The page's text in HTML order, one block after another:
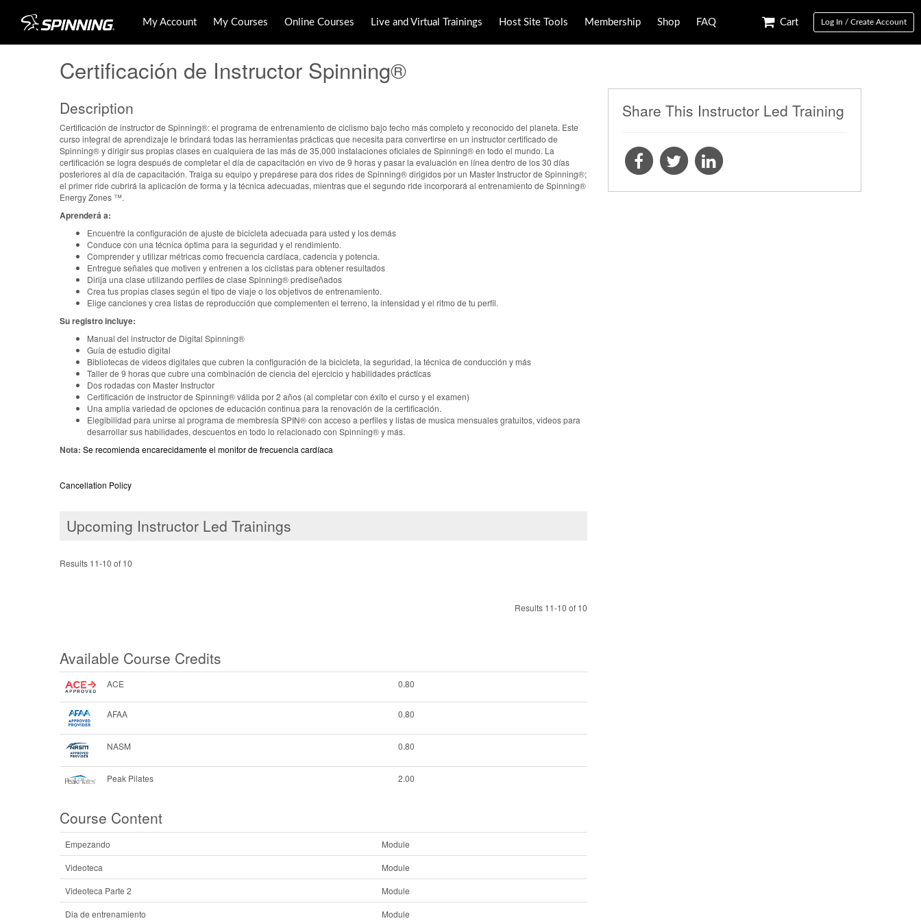
My Account My Courses Online Courses Live and Virtual Trainings Host Site Tools Membership Shop FAQ Cart Log In / Create Account
Certificación de Instructor Spinning®
Share This Instructor Led Training
Description
Certificación de instructor de Spinning®: el programa de entrenamiento de ciclismo bajo techo más completo y reconocido del planeta. Este
curso integral de aprendizaje le brindará todas las herramientas prácticas que necesita para convertirse en un instructor certificado de
Spinning® y dirigir sus propias clases en cualquiera de las más de 35,000 instalaciones oficiales de Spinning® en todo el mundo. La
certificación se logra después de completar el día de capacitación en vivo de 9 horas y pasar la evaluación en línea dentro de los 30 días
posteriores al día de capacitación. Traiga su equipo y prepárese para dos rides de Spinning® dirigidos por un Master Instructor de Spinning®;
el primer ride cubrirá la aplicación de forma y la técnica adecuadas, mientras que el segundo ride incorporará al entrenamiento de Spinning®
Energy Zones ™.
Aprenderá a:
Encuentre la configuración de ajuste de bicicleta adecuada para usted y los demás
Conduce con una técnica óptima para la seguridad y el rendimiento.
Comprender y utilizar métricas como frecuencia cardíaca, cadencia y potencia.
Entregue señales que motiven y entrenen a los ciclistas para obtener resultados
Dirija una clase utilizando perfiles de clase Spinning® prediseñados
Crea tus propias clases según el tipo de viaje o los objetivos de entrenamiento.
Elige canciones y crea listas de reproducción que complementen el terreno, la intensidad y el ritmo de tu perfil.
Su registro incluye:
Manual del instructor de Digital Spinning®
Guía de estudio digital
Bibliotecas de videos digitales que cubren la configuración de la bicicleta, la seguridad, la técnica de conducción y más
Taller de 9 horas que cubre una combinación de ciencia del ejercicio y habilidades prácticas
Dos rodadas con Master Instructor
Certificación de instructor de Spinning® válida por 2 años (al completar con éxito el curso y el examen)
Una amplia variedad de opciones de educación continua para la renovación de la certificación.
Elegibilidad para unirse al programa de membresía SPIN® con acceso a perfiles y listas de musica mensuales gratuitos, videos para
desarrollar sus habilidades, descuentos en todo lo relacionado con Spinning® y más.
Nota: Se recomienda encarecidamente el monitor de frecuencia cardíaca
Cancellation Policy
Upcoming Instructor Led Trainings
Results 11-10 of 10
Results 11-10 of 10
Available Course Credits
ACE 0.80
AFAA 0.80
NASM 0.80
Peak Pilates 2.00
Course Content
Empezando
Module
Videoteca
Module
Videoteca Parte 2
Module
Dia de entrenamiento
Module